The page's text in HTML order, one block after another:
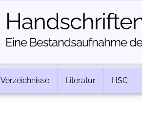
Eine Bestandsaufnahme
Verzeichnisse Literatur HSC